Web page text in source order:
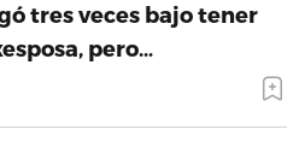
tres veces bajo tener
pero…